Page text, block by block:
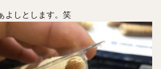
よしとします。笑